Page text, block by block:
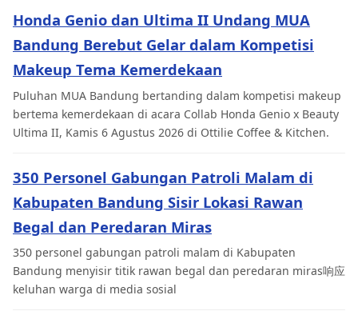
Honda Genio dan Ultima II Undang MUA
Bandung Berebut Gelar dalam Kompetisi
Makeup Tema Kemerdekaan
Puluhan MUA Bandung bertanding dalam kompetisi makeup
bertema kemerdekaan di acara Collab Honda Genio x Beauty
Ultima II, Kamis 6 Agustus 2026 di Ottilie Coffee & Kitchen.
350 Personel Gabungan Patroli Malam di
Kabupaten Bandung Sisir Lokasi Rawan
Begal dan Peredaran Miras
350 personel gabungan patroli malam di Kabupaten
Bandung menyisir titik rawan begal dan peredaran miras响应
keluhan warga di media sosial